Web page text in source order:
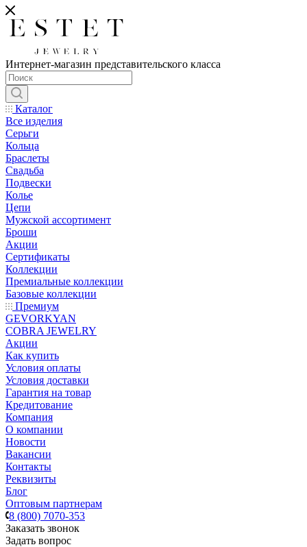
Интернет-магазин представительского класса
Каталог
Все изделия
Серьги
Кольца
Браслеты
Свадьба
Подвески
Колье
Цепи
Мужской ассортимент
Броши
Акции
Сертификаты
Коллекции
Премиальные коллекции
Базовые коллекции
Премиум
GEVORKYAN
COBRA JEWELRY
Акции
Как купить
Условия оплаты
Условия доставки
Гарантия на товар
Кредитование
Компания
О компании
Новости
Вакансии
Контакты
Реквизиты
Блог
Оптовым партнерам
8 (800) 7070-353
Заказать звонок
Задать вопрос